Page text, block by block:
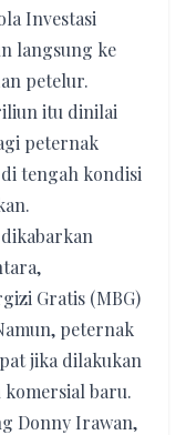
Investasi
langsung ke
petelur.
itu dinilai
peternak
tengah kondisi
Gratis (MBG)
peternak
jika dilakukan
baru.
Donny Irawan,